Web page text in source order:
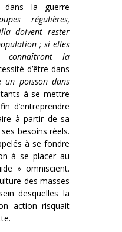
la guerre
régulières,
doivent rester
; si elles
connaîtront la
d’être dans
un poisson dans
à se mettre
d’entreprendre
à partir de sa
besoins réels.
à se fondre
à se placer au
» omniscient.
des masses
desquelles la
action risquait